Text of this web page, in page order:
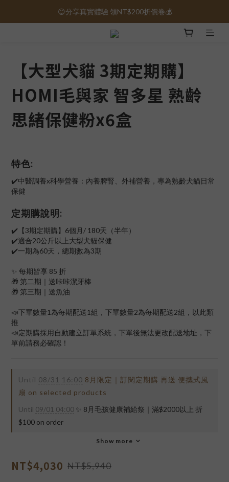
保健品免運｜全館滿1000元免運 🚚
😊分享真實體驗 領NT$200折價卷💰
保健品免運｜全館滿1000元免運 🚚
【大型犬貓 3期定期購】
HOMI毛與家 智多星 熟齡
思緒保健粉x6盒
特色:
✔️中醫調養x科學營養：內養脾腎、外補營養，專為熟齡犬貓日常
保健
定期購說明:
✔️【3期定期購】6個月/ 180天（半年）
✔️適合20公斤以上大型犬貓保健
✔️一期為60天，總期數為3期
✨ 每期皆享 85 折
🎁 第二期｜送咔咔潔牙棒
🎁 第三期｜送魚油
📣下單數量1為每期配送1組，下單數量2為每期配送2組，以此類
推
📣定期購採用自動建立訂單系統，下單後無法更改配送地址，下
單前請務必確認！
Until 08/31 16:00 8月限定｜訂閱定期購 再送 便攜式風
扇 on selected products
Until 09/01 04:00 ✨ 8月毛孩健康補給祭｜滿$2000以上 折
$100 on order
Show more
NT$4,030 NT$5,940